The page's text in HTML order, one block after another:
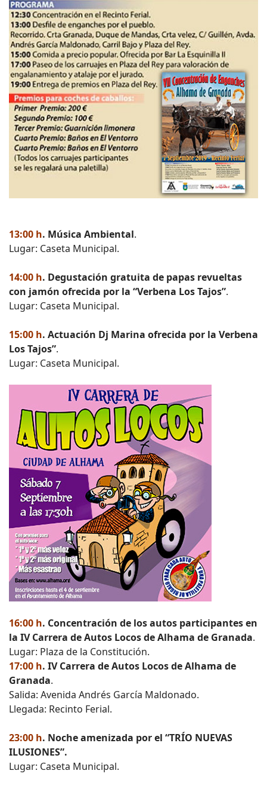
13:00 h. Música Ambiental.
Lugar: Caseta Municipal.
14:00 h. Degustación gratuita de papas revueltas
con jamón ofrecida por la “Verbena Los Tajos”.
Lugar: Caseta Municipal.
15:00 h. Actuación Dj Marina ofrecida por la Verbena
Los Tajos”.
Lugar: Caseta Municipal.
16:00 h. Concentración de los autos participantes en
la IV Carrera de Autos Locos de Alhama de Granada.
Lugar: Plaza de la Constitución.
17:00 h. IV Carrera de Autos Locos de Alhama de
Granada.
Salida: Avenida Andrés García Maldonado.
Llegada: Recinto Ferial.
23:00 h. Noche amenizada por el “TRÍO NUEVAS
ILUSIONES”.
Lugar: Caseta Municipal.